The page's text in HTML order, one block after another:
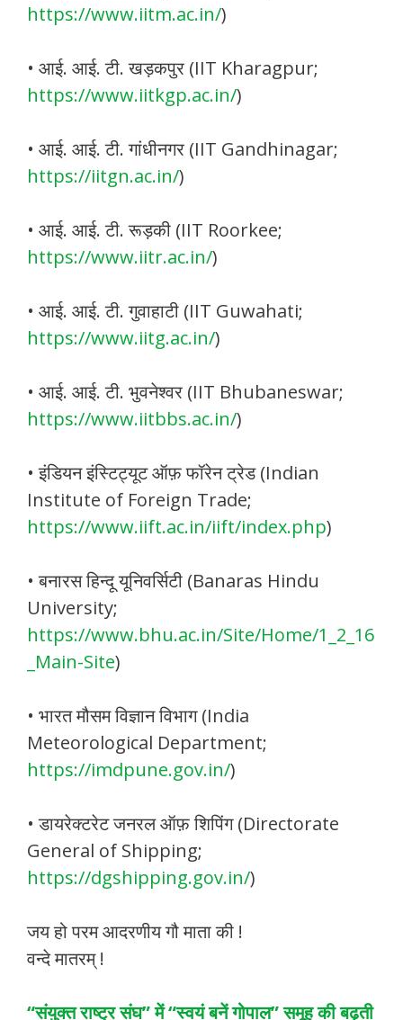
https://www.iitm.ac.in/)
• आई. आई. टी. खड़कपुर (IIT Kharagpur;
https://www.iitkgp.ac.in/)
• आई. आई. टी. गांधीनगर (IIT Gandhinagar;
https://iitgn.ac.in/)
• आई. आई. टी. रूड़की (IIT Roorkee;
https://www.iitr.ac.in/)
• आई. आई. टी. गुवाहाटी (IIT Guwahati;
https://www.iitg.ac.in/)
• आई. आई. टी. भुवनेश्वर (IIT Bhubaneswar;
https://www.iitbbs.ac.in/)
• इंडियन इंस्टिट्यूट ऑफ़ फॉरेन ट्रेड (Indian
Institute of Foreign Trade;
https://www.iift.ac.in/iift/index.php)
• बनारस हिन्दू यूनिवर्सिटी (Banaras Hindu
University;
https://www.bhu.ac.in/Site/Home/1_2_16
_Main-Site)
• भारत मौसम विज्ञान विभाग (India
Meteorological Department;
https://imdpune.gov.in/)
• डायरेक्टरेट जनरल ऑफ़ शिपिंग (Directorate
General of Shipping;
https://dgshipping.gov.in/)
जय हो परम आदरणीय गौ माता की !
वन्दे मातरम् !
“संयुक्त राष्ट्र संघ” में “स्वयं बनें गोपाल” समूह की बढ़ती